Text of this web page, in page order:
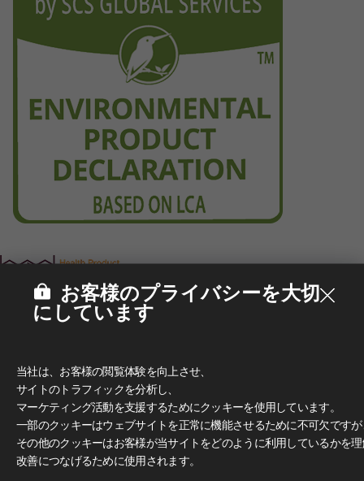
お客様のプライバシーを大切
にしています
当社は、お客様の閲覧体験を向上させ、
サイトのトラフィックを分析し、
マーケティング活動を支援するためにクッキーを使用しています。
一部のクッキーはウェブサイトを正常に機能させるために不可欠です
その他のクッキーはお客様が当サイトをどのように利用しているかを
改善につなげるために使用されます。